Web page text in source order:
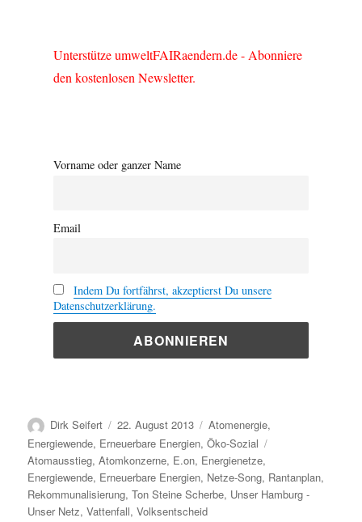
Unterstütze umweltFAIRaendern.de - Abonniere
den kostenlosen Newsletter.
Vorname oder ganzer Name
Email
Indem Du fortfährst, akzeptierst Du unsere
Datenschutzerklärung.
Autor
Dirk Seifert
Veröffentlicht
am
22. August 2013 Kategorien
Atomenergie,
Energiewende, Erneuerbare Energien,Öko-Sozial
Atomausstieg,Atomkonzerne, E.on, Energienetze,
Energiewende, Erneuerbare Energien, Netze-Song, Rantanplan,
Rekommunalisierung,Ton Steine Scherbe, Unser Hamburg -
Unser Netz,Vattenfall,Volksentscheid